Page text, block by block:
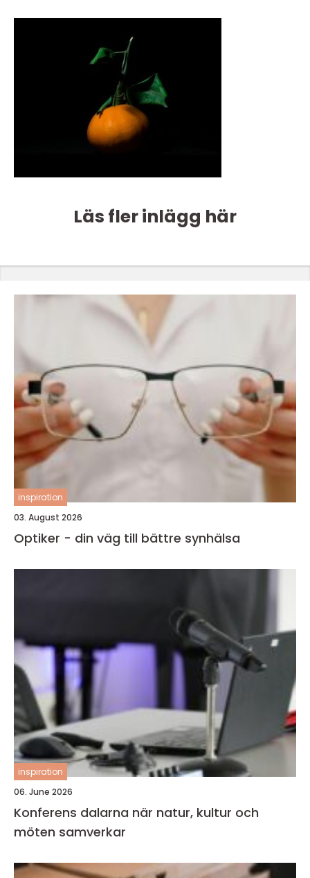
Läs fler inlägg här
inspiration
03. August 2026
Optiker - din väg till bättre synhälsa
inspiration
06. June 2026
Konferens dalarna när natur, kultur och
möten samverkar